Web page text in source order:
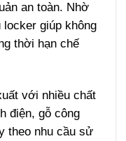
an toàn. Nhờ
giúp không
thời hạn chế
với nhiều chất
điện, gỗ công
theo nhu cầu sử